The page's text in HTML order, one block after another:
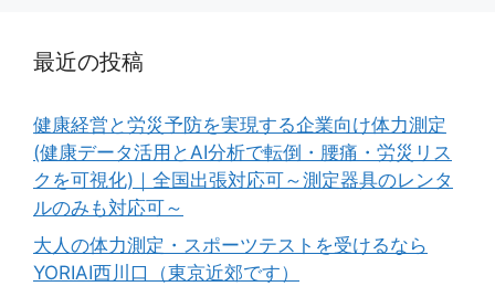
最近の投稿
健康経営と労災予防を実現する企業向け体力測定
(健康データ活用とAI分析で転倒・腰痛・労災リス
クを可視化)｜全国出張対応可～測定器具のレンタ
ルのみも対応可～
大人の体力測定・スポーツテストを受けるなら
YORIAI西川口（東京近郊です）